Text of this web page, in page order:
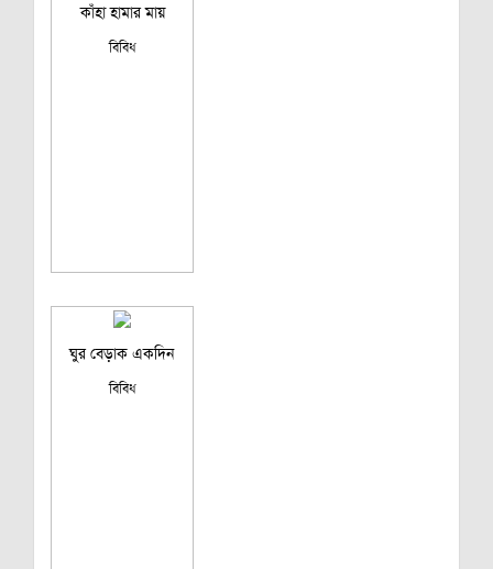
কাঁহা হামার মায়
বিবিধ
ঘুর বেড়াক একদিন
বিবিধ